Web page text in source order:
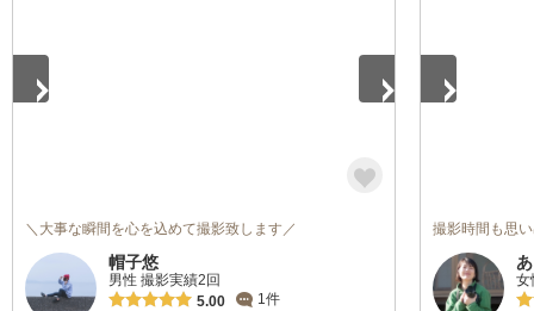
＼大事な瞬間を心を込めて撮影致します／
帽子悠
男性 撮影実績2回
5.00
1件
撮影時間も思
女